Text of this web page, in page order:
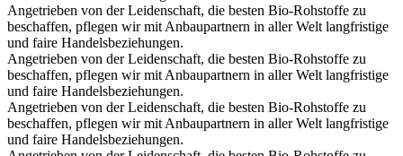
Angetrieben von der Leidenschaft, die besten Bio-Rohstoffe zu
beschaffen, pflegen wir mit Anbaupartnern in aller Welt langfristige
und faire Handelsbeziehungen.
Angetrieben von der Leidenschaft, die besten Bio-Rohstoffe zu
beschaffen, pflegen wir mit Anbaupartnern in aller Welt langfristige
und faire Handelsbeziehungen.
Angetrieben von der Leidenschaft, die besten Bio-Rohstoffe zu
beschaffen, pflegen wir mit Anbaupartnern in aller Welt langfristige
und faire Handelsbeziehungen.